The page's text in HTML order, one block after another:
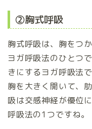
②胸式呼吸
胸式呼吸は、胸をつ
ヨガ呼吸法のひとつ
きにするヨガ呼吸法で
胸を大きく開いて、
吸は交感神経が優位
呼吸法の1つですね。